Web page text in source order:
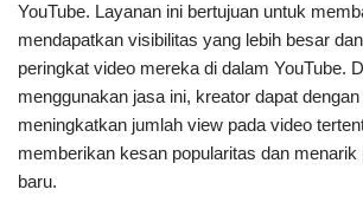
YouTube. Layanan ini bertujuan untuk
mendapatkan visibilitas yang lebih besar
peringkat video mereka di dalam YouTube.
menggunakan jasa ini, kreator dapat
meningkatkan jumlah view pada video
memberikan kesan popularitas dan menarik
baru.